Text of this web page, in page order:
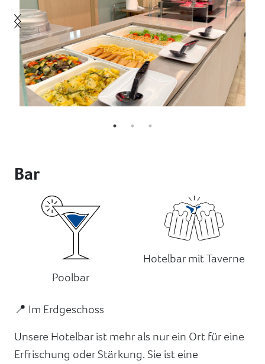
Bar
Poolbar
Hotelbar mit Taverne
📍 Im Erdgeschoss
Unsere Hotelbar ist mehr als nur ein Ort für eine
Erfrischung oder Stärkung. Sie ist eine